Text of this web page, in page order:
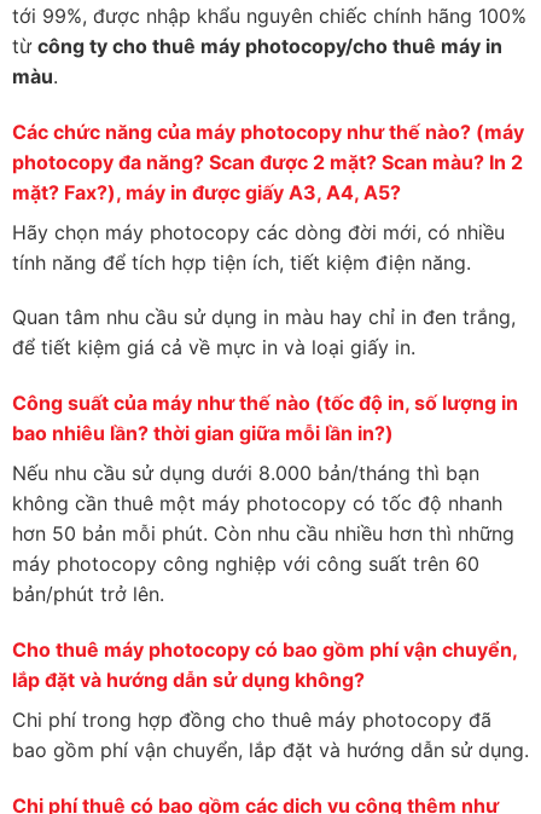
tới 99%, được nhập khẩu nguyên chiếc chính hãng 100%
từ công ty cho thuê máy photocopy/cho thuê máy in
màu.
Các chức năng của máy photocopy như thế nào? (máy
photocopy đa năng? Scan được 2 mặt? Scan màu? In 2
mặt? Fax?), máy in được giấy A3, A4, A5?
Hãy chọn máy photocopy các dòng đời mới, có nhiều
tính năng để tích hợp tiện ích, tiết kiệm điện năng.
Quan tâm nhu cầu sử dụng in màu hay chỉ in đen trắng,
để tiết kiệm giá cả về mực in và loại giấy in.
Công suất của máy như thế nào (tốc độ in, số lượng in
bao nhiêu lần? thời gian giữa mỗi lần in?)
Nếu nhu cầu sử dụng dưới 8.000 bản/tháng thì bạn
không cần thuê một máy photocopy có tốc độ nhanh
hơn 50 bản mỗi phút. Còn nhu cầu nhiều hơn thì những
máy photocopy công nghiệp với công suất trên 60
bản/phút trở lên.
Cho thuê máy photocopy có bao gồm phí vận chuyển,
lắp đặt và hướng dẫn sử dụng không?
Chi phí trong hợp đồng cho thuê máy photocopy đã
bao gồm phí vận chuyển, lắp đặt và hướng dẫn sử dụng.
Chi phí thuê có bao gồm các dịch vụ cộng thêm như